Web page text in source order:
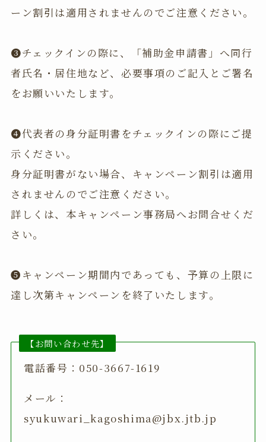
ーン割引は適用されませんのでご注意ください。
❸チェックインの際に、「補助金申請書」へ同行
者氏名・居住地など、必要事項のご記入とご署名
をお願いいたします。
❹代表者の身分証明書をチェックインの際にご提
示ください。
身分証明書がない場合、キャンペーン割引は適用
されませんのでご注意ください。
詳しくは、本キャンペーン事務局へお問合せくだ
さい。
❺キャンペーン期間内であっても、予算の上限に
達し次第キャンペーンを終了いたします。
【お問い合わせ先】
電話番号：050-3667-1619
メール：
syukuwari_kagoshima@jbx.jtb.jp